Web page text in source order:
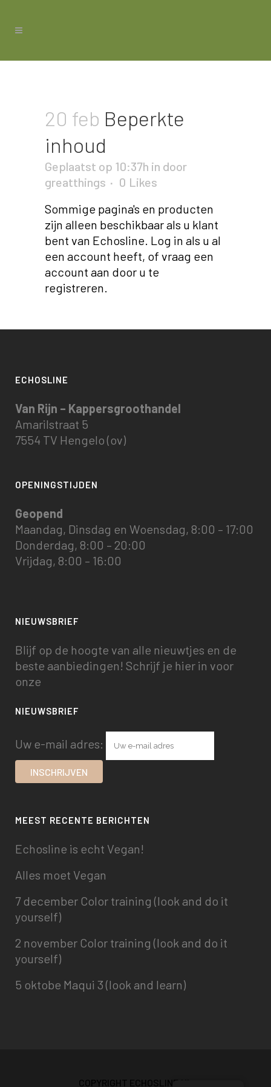
20 feb Beperkte
inhoud
Geplaatst op 10:37h in door
greatthings
0 Likes
Sommige pagina's en producten
zijn alleen beschikbaar als u klant
bent van Echosline. Log in als u al
een account heeft, of vraag een
account aan door u te
registreren.
ECHOSLINE
Van Rijn – Kappersgroothandel
Amarilstraat 5
7554 TV Hengelo (ov)
OPENINGSTIJDEN
Geopend
Maandag, Dinsdag en Woensdag, 8:00 – 17:00
Donderdag, 8:00 – 20:00
Vrijdag, 8:00 – 16:00
NIEUWSBRIEF
Blijf op de hoogte van alle nieuwtjes en de
beste aanbiedingen! Schrijf je hier in voor
onze
NIEUWSBRIEF
Uw e-mail adres:
MEEST RECENTE BERICHTEN
Echosline is echt Vegan!
Alles moet Vegan
7 december Color training (look and do it
yourself)
2 november Color training (look and do it
yourself)
5 oktobe Maqui 3 (look and learn)
COPYRIGHT ECHOSLINE.NL